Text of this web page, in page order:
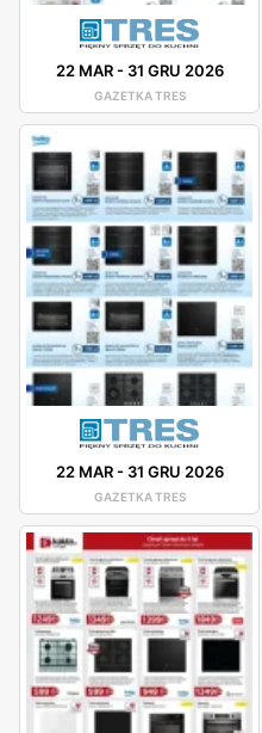
22 MAR- 31 GRU 2026
GAZETKA TRES
22 MAR- 31 GRU 2026
GAZETKA TRES